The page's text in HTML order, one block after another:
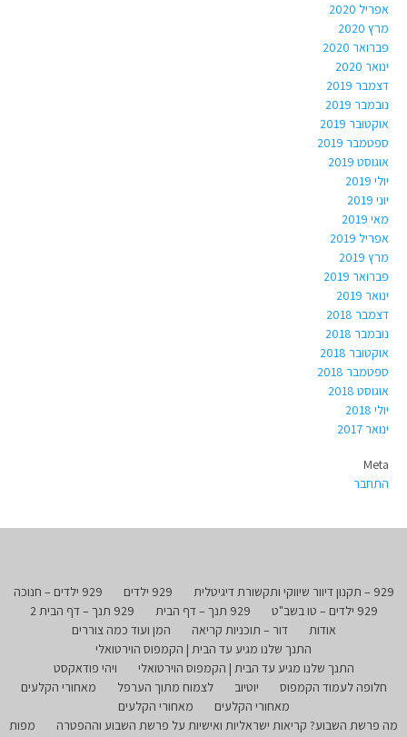
אפריל 2020
מרץ 2020
פברואר 2020
ינואר 2020
דצמבר 2019
נובמבר 2019
אוקטובר 2019
ספטמבר 2019
אוגוסט 2019
יולי 2019
יוני 2019
מאי 2019
אפריל 2019
מרץ 2019
פברואר 2019
ינואר 2019
דצמבר 2018
נובמבר 2018
אוקטובר 2018
ספטמבר 2018
אוגוסט 2018
יולי 2018
ינואר 2017
Meta
התחבר
929 – תקנון דיוור שיווקי ותקשורת דיגיטלית 929 ילדים
929 ילדים – חנוכה
929 ילדים – טו בשב"ט
929 תנך – דף הבית
929 תנך – דף הבית 2
אודות
דור – תוכניות קריאה
המן ועוד כמה צוררים
התנך שלנו מגיע עד הבית | הקמפוס הוירטואלי
התנך שלנו מגיע עד הבית | הקמפוס הוירטואלי
ויהי פודאקסט
חלופה לעמוד הקמפוס
יוטיוב לצמוח מתוך הערפל
מאחורי הקלעים
מאחורי הקלעים
מאחורי הקלעים
מה פרשת השבוע? קריאות ישראליות ואישיות על פרשת השבוע וההפטרה
מפות